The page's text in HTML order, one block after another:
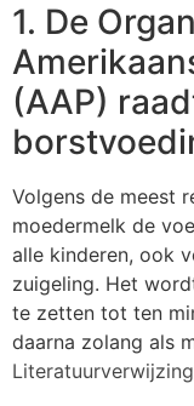
1. De
(AAP)
Volgens de meest
moedermelk de
alle kinderen, ook
zuigeling. Het
te zetten tot ten
daarna zolang als
Literatuurverwijzing